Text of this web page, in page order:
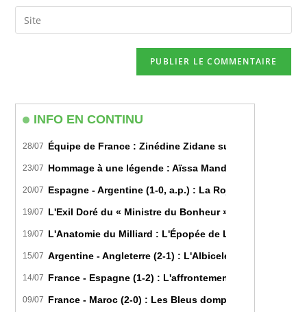
INFO EN CONTINU
28/07 Équipe de France : Zinédine Zidane succède
23/07 Hommage à une légende : Aïssa Mandi tire sa
20/07 Espagne - Argentine (1-0, a.p.) : La Roja sur le toit
19/07 L'Exil Doré du « Ministre du Bonheur » : Dans les
19/07 L'Anatomie du Milliard : L'Épopée de Lamine Yamal du
15/07 Argentine - Angleterre (2-1) : L'Albiceleste renverse
14/07 France - Espagne (1-2) : L'affrontement tactique
09/07 France - Maroc (2-0) : Les Bleus domptent les Lions
comment
email
address
Saisir
l’URL